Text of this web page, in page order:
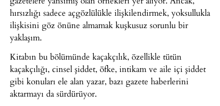
hırsızlığı sadece açgözlülükle ilişkilendirmek, yoksullukla
ilişkisini göz önüne almamak kuşkusuz sorunlu bir
yaklaşım.
Kitabın bu bölümünde kaçakçılık, özellikle tütün
kaçakçılığı, cinsel şiddet, öfke, intikam ve aile içi şiddet
gibi konuları ele alan yazar, bazı gazete haberlerini
aktarmayı da sürdürüyor.